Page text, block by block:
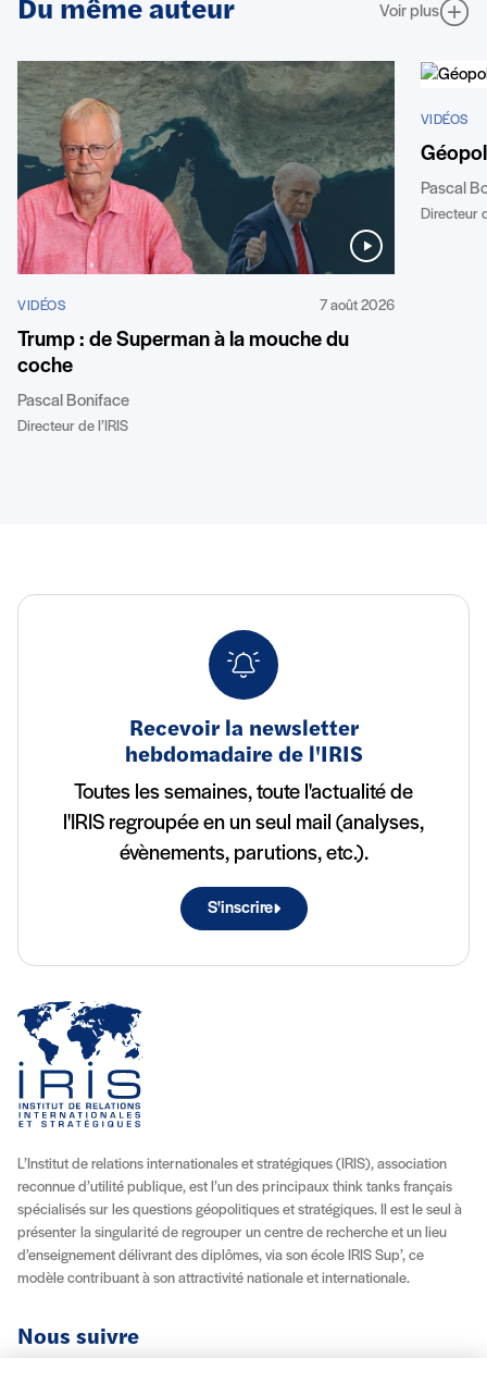
Du même auteur Voir plus
VIDÉOS 7 août 2026
Trump : de Superman à la mouche du
coche
Pascal Boniface
Directeur de l’IRIS
VIDÉOS
Pascal
Directeur
Recevoir la newsletter
hebdomadaire de l'IRIS
Toutes les semaines, toute l'actualité de
l'IRIS regroupée en un seul mail (analyses,
évènements, parutions, etc.).
S'inscrire
L’Institut de relations internationales et stratégiques (IRIS), association
reconnue d’utilité publique, est l’un des principaux think tanks français
spécialisés sur les questions géopolitiques et stratégiques. Il est le seul à
présenter la singularité de regrouper un centre de recherche et un lieu
d’enseignement délivrant des diplômes, via son école IRIS Sup’, ce
modèle contribuant à son attractivité nationale et internationale.
Nous suivre